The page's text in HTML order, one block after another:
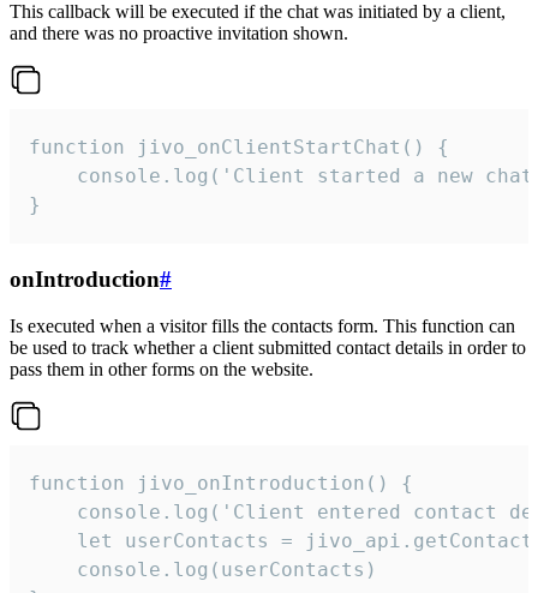
This callback will be executed if the chat was initiated by a client,
and there was no proactive invitation shown.
function jivo_onClientStartChat() {
console.log('Client started a new
}
onIntroduction#
Is executed when a visitor fills the contacts form. This function can
be used to track whether a client submitted contact details in order to
pass them in other forms on the website.
function jivo_onIntroduction() {
console.log('Client entered contact
let userContacts =
    console.log(userContacts)